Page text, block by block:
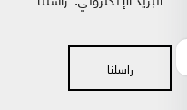
راسلنا